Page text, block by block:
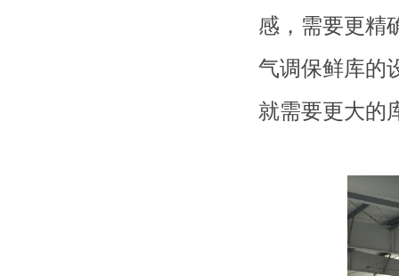
感，需要更精
气调保鲜库的
就需要更大的